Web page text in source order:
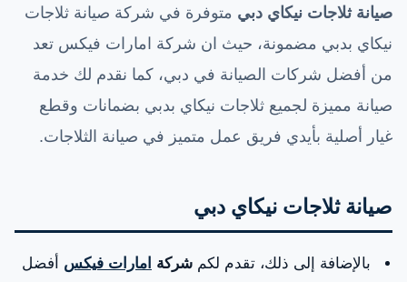
صيانة ثلاجات نيكاي دبي متوفرة في شركة صيانة ثلاجات
نيكاي بدبي مضمونة، حيث ان شركة امارات فيكس تعد
من أفضل شركات الصيانة في دبي، كما نقدم لك خدمة
صيانة مميزة لجميع ثلاجات نيكاي بدبي بضمانات وقطع
غيار أصلية بأيدي فريق عمل متميز في صيانة الثلاجات.
صيانة ثلاجات نيكاي دبي
بالإضافة إلى ذلك، تقدم لكم شركة امارات فيكس أفضل